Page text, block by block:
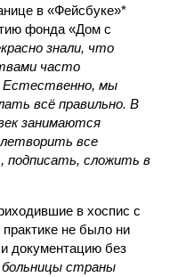
в «Фейсбуке»*
фонда «Дом с
знали, что
часто
Естественно, мы
всё правильно. В
занимаются
все
подписать, сложить в
в хоспис с
практике не было ни
документацию без
страны